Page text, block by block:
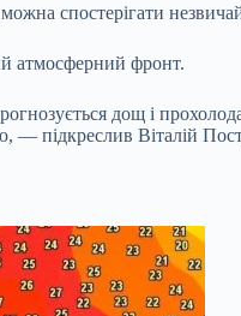
спостерігати
атмосферний фронт.
дощ і
підкреслив Віталій